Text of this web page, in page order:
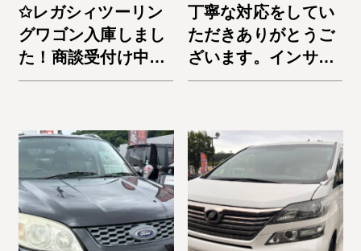
✩レガシィツーリン
グワゴン入庫しまし
た！商談受付け中で
す✩
丁寧な対応をしてい
ただきありがとうご
ざいます。インサイ
ト